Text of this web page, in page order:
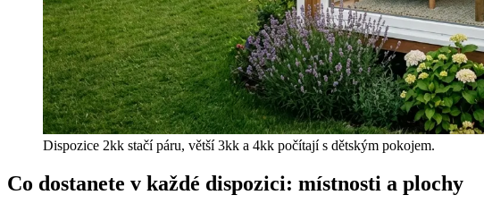
Dispozice 2kk stačí páru, větší 3kk a 4kk počítají s dětským pokojem.
Co dostanete v každé dispozici: místnosti a plochy